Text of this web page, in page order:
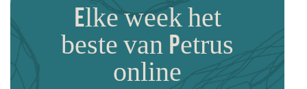
Elke week het
beste van Petrus
online